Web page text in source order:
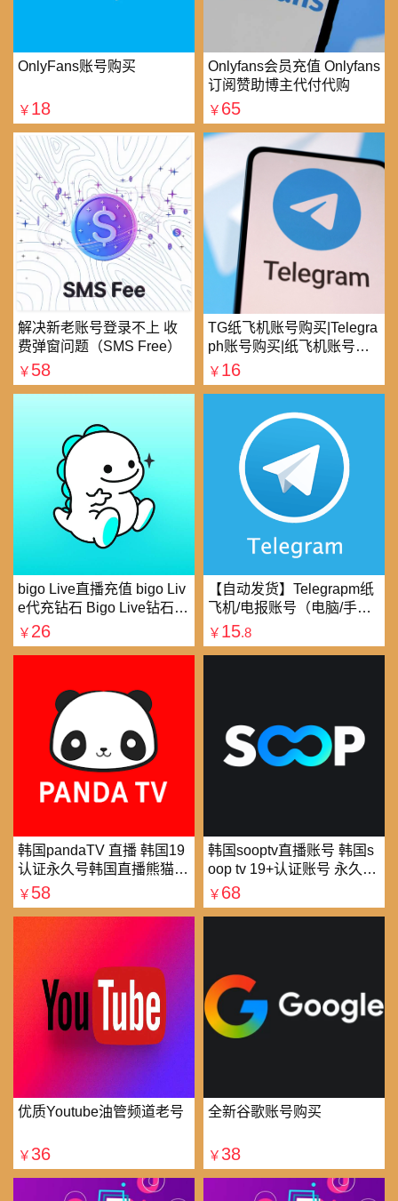
OnlyFans账号购买
￥ 18
Onlyfans会员充值 Onlyfans
订阅赞助博主代付代购
￥ 65
解决新老账号登录不上 收
费弹窗问题（SMS Free）
￥ 58
TG纸飞机账号购买|Telegra
ph账号购买|纸飞机账号购
买|电报账号购买
￥ 16
bigo Live直播充值 bigo Liv
e代充钻石 Bigo Live钻石充
值直播礼物钻石代充
￥ 26
【自动发货】Telegrapm纸
飞机/电报账号（电脑/手机
均可以登录）
￥ 15.8
韩国pandaTV 直播 韩国19
认证永久号韩国直播熊猫tv
可改密 一人一号
￥ 58
韩国sooptv直播账号 韩国s
oop tv 19+认证账号 永久使
用
￥ 68
优质Youtube油管频道老号
￥ 36
全新谷歌账号购买
￥ 38